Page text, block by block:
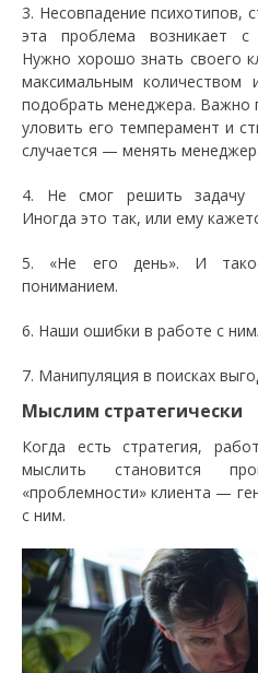
3. Несовпадение психотипов,
эта проблема возникает с
Нужно хорошо знать своего
максимальным
подобрать менеджера. Важно
уловить его темперамент и
случается — менять
4. Не смог решить задачу
Иногда это так, или ему
5. «Не его день». И
пониманием.
6. Наши ошибки в работе с
7. Манипуляция в поисках
Мыслим стратегически
Когда есть стратегия,
мыслить становится
«проблемности» клиента —
с ним.